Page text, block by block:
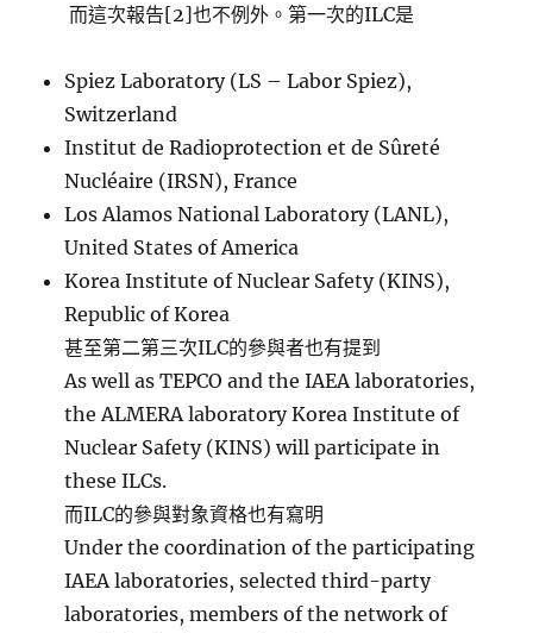
而這次報告[2]也不例外。第一次的ILC是
Spiez Laboratory (LS – Labor Spiez),
Switzerland
Institut de Radioprotection et de Sûreté
Nucléaire (IRSN), France
Los Alamos National Laboratory (LANL),
United States of America
Korea Institute of Nuclear Safety (KINS),
Republic of Korea
甚至第二第三次ILC的參與者也有提到
As well as TEPCO and the IAEA laboratories,
the ALMERA laboratory Korea Institute of
Nuclear Safety (KINS) will participate in
these ILCs.
而ILC的參與對象資格也有寫明
Under the coordination of the participating
IAEA laboratories, selected third-party
laboratories, members of the network of